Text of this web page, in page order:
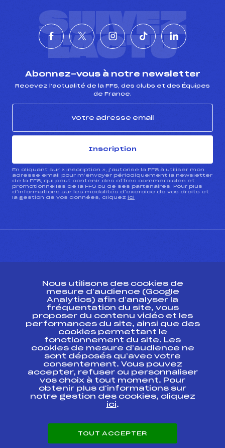
SUIVEZ
L'ACTU
Abonnez-vous à notre newsletter
Recevez l’actualité de la FFS, des clubs et des Équipes
de France.
Inscription
En cliquant sur « inscription », j’autorise la FFS à utiliser mon
adresse email pour m’envoyer périodiquement la newsletter
de la FFS, qui peut contenir des offres commerciales et
promotionnelles de la FFS ou de ses partenaires. Pour plus
d’informations sur les modalités d’exercice de vos droits et
la gestion de vos données, cliquez ici
ESPACE PRESSE
Ressources
Pass’Neige
Projet sportif fédéral
Projet de performance fédéral
Antidopage
Pôle Développement, Formation, Suivi
Scientifique
Listes ministérielles
Pôle vie de l’athlète
Carrières
Nous utilisons des cookies de
mesure d’audience (Google
Analytics) afin d’analyser la
fréquentation du site, vous
proposer du contenu vidéo et les
performances du site, ainsi que des
cookies permettant le
fonctionnement du site. Les
cookies de mesure d’audience ne
sont déposés qu’avec votre
consentement. Vous pouvez
accepter, refuser ou personnaliser
vos choix à tout moment. Pour
obtenir plus d'informations sur
notre gestion des cookies, cliquez
ici.
TOUT ACCEPTER